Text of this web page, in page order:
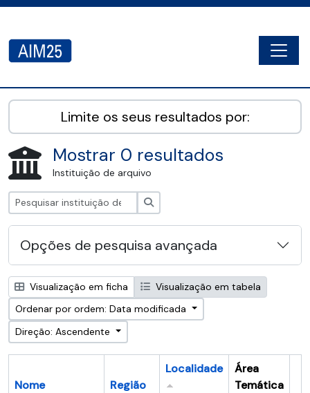
AIM25 - AtoM 2.8.2
Limite os seus resultados por:
Mostrar 0 resultados
Instituição de arquivo
Opções de pesquisa avançada
Visualização em ficha
Visualização em tabela
Ordenar por ordem: Data modificada
Direção: Ascendente
Nome Região
Localidade
Área
Temática